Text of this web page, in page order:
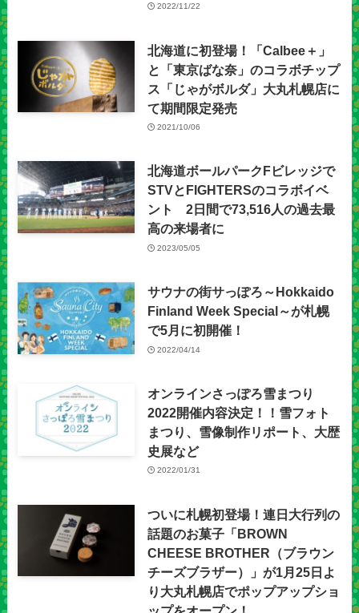
2022/11/22
北海道に初登場！「Calbee＋」
と「東京ばな奈」のコラボチップ
ス「じゃがボルダ」大丸札幌店に
て期間限定発売
2021/10/06
北海道ボールパークFビレッジで
STVとFIGHTERSのコラボイベ
ント 2日間で73,516人の過去最
高の来場者に
2023/05/05
サウナの街サっぽろ～Hokkaido
Finland Week Special～が札幌
で5月に初開催！
2022/04/14
オンラインさっぽろ雪まつり
2022開催内容決定！！雪フォト
まつり、雪像制作リポート、大歴
史展など
2022/01/31
ついに札幌初登場！連日大行列の
話題のお菓子「BROWN
CHEESE BROTHER（ブラウン
チーズブラザー）」が1月25日よ
り大丸札幌店でポップアップショ